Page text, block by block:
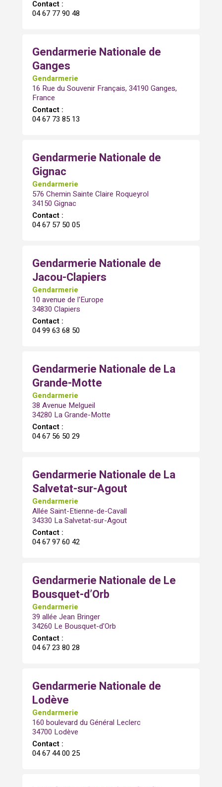
Contact :
04 67 77 90 48
Gendarmerie Nationale de
Ganges
Gendarmerie
16 Rue du Souvenir Français, 34190 Ganges,
France
Contact :
04 67 73 85 13
Gendarmerie Nationale de
Gignac
Gendarmerie
576 Chemin Sainte Claire Roqueyrol
34150 Gignac
Contact :
04 67 57 50 05
Gendarmerie Nationale de
Jacou-Clapiers
Gendarmerie
10 avenue de l'Europe
34830 Clapiers
Contact :
04 99 63 68 50
Gendarmerie Nationale de La
Grande-Motte
Gendarmerie
38 Avenue Melgueil
34280 La Grande-Motte
Contact :
04 67 56 50 29
Gendarmerie Nationale de La
Salvetat-sur-Agout
Gendarmerie
Allée Saint-Etienne-de-Cavall
34330 La Salvetat-sur-Agout
Contact :
04 67 97 60 42
Gendarmerie Nationale de Le
Bousquet-d’Orb
Gendarmerie
39 allée Jean Bringer
34260 Le Bousquet-d'Orb
Contact :
04 67 23 80 28
Gendarmerie Nationale de
Lodève
Gendarmerie
160 boulevard du Général Leclerc
34700 Lodève
Contact :
04 67 44 00 25